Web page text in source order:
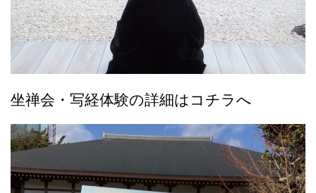
坐禅会・写経体験の詳細はコチラへ